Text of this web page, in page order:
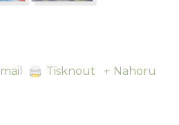
Tisknout ↑ Nahoru